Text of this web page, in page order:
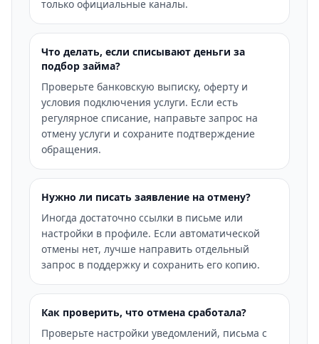
только официальные каналы.
Что делать, если списывают деньги за
подбор займа?
Проверьте банковскую выписку, оферту и
условия подключения услуги. Если есть
регулярное списание, направьте запрос на
отмену услуги и сохраните подтверждение
обращения.
Нужно ли писать заявление на отмену?
Иногда достаточно ссылки в письме или
настройки в профиле. Если автоматической
отмены нет, лучше направить отдельный
запрос в поддержку и сохранить его копию.
Как проверить, что отмена сработала?
Проверьте настройки уведомлений, письма с